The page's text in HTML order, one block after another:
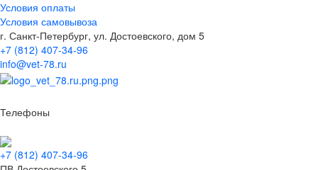
Условия оплаты
Условия самовывоза
г. Санкт-Петербург, ул. Достоевского, дом 5
+7 (812) 407-34-96
info@vet-78.ru
Телефоны
+7 (812) 407-34-96